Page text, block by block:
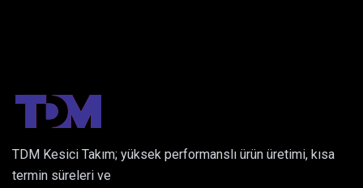
TDM Kesici Takım; yüksek performanslı ürün üretimi, kısa
termin süreleri ve